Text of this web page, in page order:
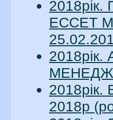
2018рік.
ЕССЕТ
2018р